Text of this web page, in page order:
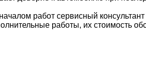
работ сервисный
работы, их стоимость